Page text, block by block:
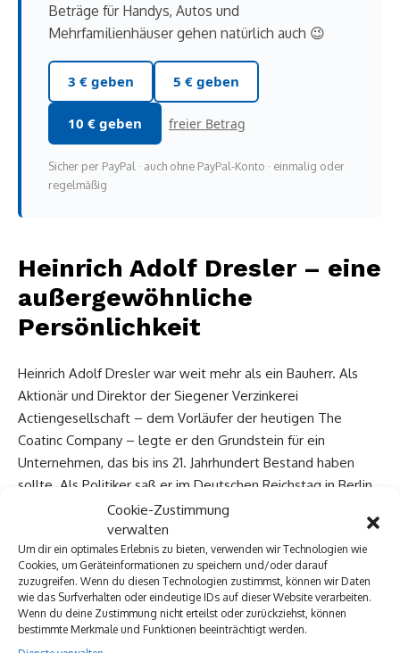
Cookie-Zustimmung
verwalten
Um dir ein optimales Erlebnis zu bieten, verwenden wir Technologien wie
Cookies, um Geräteinformationen zu speichern und/oder darauf
zuzugreifen. Wenn du diesen Technologien zustimmst, können wir Daten
wie das Surfverhalten oder eindeutige IDs auf dieser Website verarbeiten.
Wenn du deine Zustimmung nicht erteilst oder zurückziehst, können
bestimmte Merkmale und Funktionen beeinträchtigt werden.
Beträge für Handys, Autos und
Mehrfamilienhäuser gehen natürlich auch 😉
3 € geben 5 € geben
10 € geben freier Betrag
Sicher per PayPal · auch ohne PayPal-Konto · einmalig oder
regelmäßig
Heinrich Adolf Dresler – eine
außergewöhnliche
Persönlichkeit
Heinrich Adolf Dresler war weit mehr als ein Bauherr. Als
Aktionär und Direktor der Siegener Verzinkerei
Actiengesellschaft – dem Vorläufer der heutigen The
Coatinc Company – legte er den Grundstein für ein
Unternehmen, das bis ins 21. Jahrhundert Bestand haben
sollte. Als Politiker saß er im Deutschen Reichstag in Berlin.
Und als Familienvater brachte er elf Kinder groß.
Sein Leben umspannte fast ein volles Jahrhundert: 1835
geboren, erlebte er das Kaiserreich, den Ersten Weltkrieg
und den Beginn der Weimarer Republik. Als er 1929 starb,
war er 94 Jahre alt.